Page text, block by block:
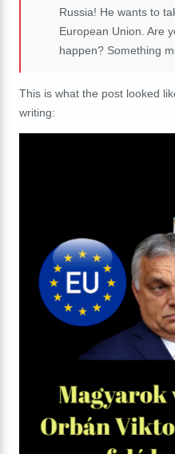
Russia! He wants to
European Union. Are
happen? Something
This is what the post looked
writing: